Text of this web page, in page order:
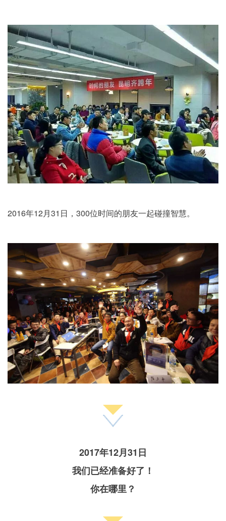
2016年12月31日，300位时间的朋友一起碰撞智慧。
2017年12月31日
我们已经准备好了！
你在哪里？